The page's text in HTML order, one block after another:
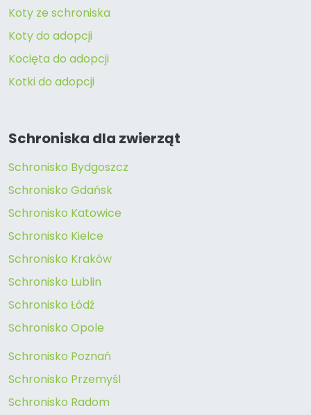
Koty ze schroniska
Koty do adopcji
Kocięta do adopcji
Kotki do adopcji
Schroniska dla zwierząt
Schronisko Bydgoszcz
Schronisko Gdańsk
Schronisko Katowice
Schronisko Kielce
Schronisko Kraków
Schronisko Lublin
Schronisko Łódź
Schronisko Opole
Schronisko Poznań
Schronisko Przemyśl
Schronisko Radom